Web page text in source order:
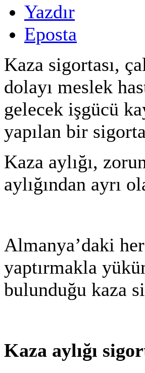
Yazdır
Eposta
Kaza sigortası,
dolayı meslek
gelecek işgücü
yapılan bir
Kaza aylığı,
aylığından ayrı
Almanya’daki
yaptırmakla
bulunduğu kaza
Kaza aylığı